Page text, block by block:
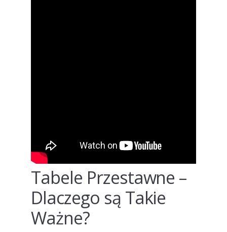
Tabele Przestawne –
Dlaczego są Takie
Ważne?